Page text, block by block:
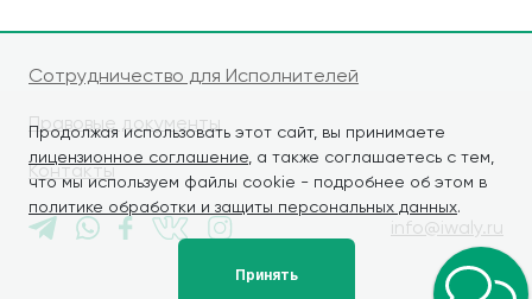
Продолжая использовать этот сайт, вы принимаете
лицензионное соглашение , а также соглашаетесь с тем,
что мы используем файлы cookie - подробнее об этом в
политике обработки и защиты персональных данных.
Принять
Сотрудничество для Исполнителей
Правовые документы
Контакты
info@iwaly.ru